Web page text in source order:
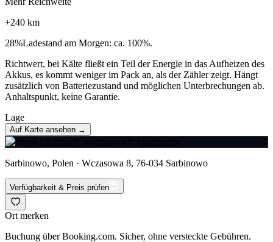
+240 km
28%Ladestand am Morgen: ca. 100%.
Richtwert, bei Kälte fließt ein Teil der Energie in das Aufheizen des
Akkus, es kommt weniger im Pack an, als der Zähler zeigt. Hängt
zusätzlich von Batteriezustand und möglichen Unterbrechungen ab.
Anhaltspunkt, keine Garantie.
Lage
Auf Karte ansehen →
Sarbinowo, Polen · Wczasowa 8, 76-034 Sarbinowo
Verfügbarkeit & Preis prüfen
Ort merken
Buchung über Booking.com. Sicher, ohne versteckte Gebühren.